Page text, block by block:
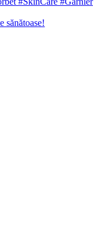
sănătoase!